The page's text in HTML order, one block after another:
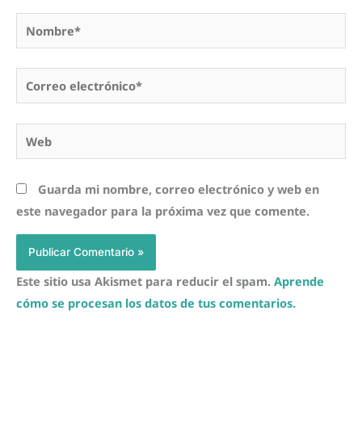
Correo
electrónico*
Guarda mi nombre, correo electrónico y web en
este navegador para la próxima vez que comente.
Este sitio usa Akismet para reducir el spam. Aprende
cómo se procesan los datos de tus comentarios.